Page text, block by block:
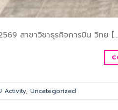
สาขาวิชาธุรกิจการบิน วิทย
Activity Uncategorized